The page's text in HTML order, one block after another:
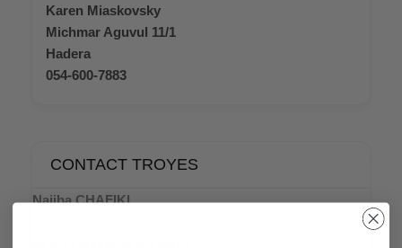
Karen Miaskovsky
Michmar Aguvul 11/1
Hadera
054-600-7883
CONTACT TROYES
Najiba CHAFIKI